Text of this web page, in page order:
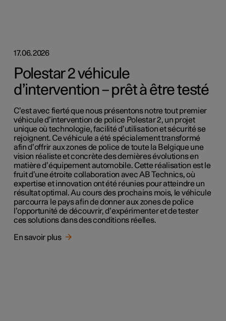
17.06.2026
Polestar 2 véhicule
d’intervention – prêt à être testé
C’est avec fierté que nous présentons notre tout premier
véhicule d’intervention de police Polestar 2, un projet
unique où technologie, facilité d’utilisation et sécurité se
rejoignent. Ce véhicule a été spécialement transformé
afin d’offrir aux zones de police de toute la Belgique une
vision réaliste et concrète des dernières évolutions en
matière d’équipement automobile. Cette réalisation est le
fruit d’une étroite collaboration avec AB Technics, où
expertise et innovation ont été réunies pour atteindre un
résultat optimal. Au cours des prochains mois, le véhicule
parcourra le pays afin de donner aux zones de police
l’opportunité de découvrir, d’expérimenter et de tester
ces solutions dans des conditions réelles.
En savoir plus